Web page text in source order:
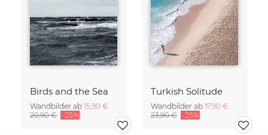
Birds and the Sea
Wandbilder ab 15,90 €
20,90 € -25%
Turkish Solitude
Wandbilder ab 17,90 €
23,90 € -25%